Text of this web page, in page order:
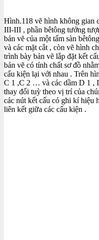
Hình.118 vẽ hình không gian
III-III , phần bêtông tưởng
bản vẽ của một tấm sàn
và các mặt cắt , còn vẽ hình
trình bày bản vẽ lắp đặt kết
bản vẽ có tính chất sơ đồ
cấu kiện lại với nhau . Trên
C 1 ,C 2 … và các dầm D 1 ,
thay đổi tuỳ theo vị trí của
các nút kết cấu có ghi kí hiệu
liên kết giữa các cấu kiện .